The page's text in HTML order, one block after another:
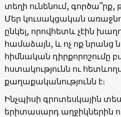
տեղի ունենում, գործա՞րք,
Մեր կուսակցական
ընկել, որովհետև չէին
համաձայն, և ոչ ոք նրանց
հիմնական դիրքորոշումը
հստակությունն ու
քաղաքականությունն է։
Ինչպիսի գրոտեսկային
երիտասարդ աղջիկներին